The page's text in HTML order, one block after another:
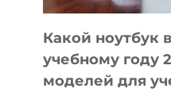
КОДА
Какой ноутбук
учебному году
моделей для